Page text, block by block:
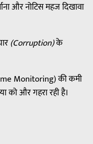
और नोटिस महज दिखावा
(Corruption)के
Monitoring) की कमी
को और गहरा रही है।